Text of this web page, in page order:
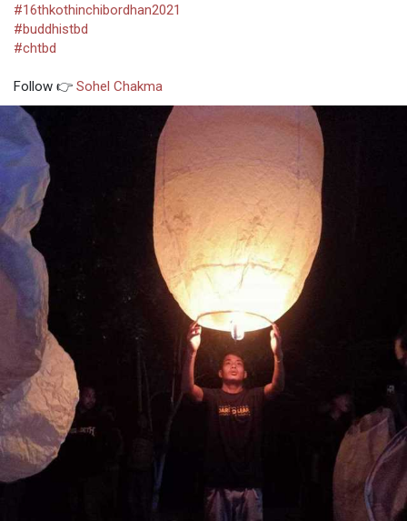
#16thkothinchibordhan2021
#buddhistbd
#chtbd
Follow 👉 Sohel Chakma